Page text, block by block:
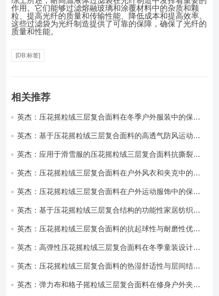
作用。它们能够过滤熔融玻璃和涂覆材料中的杂质和颗
粒、提高光纤的质量和传输性能、降低成本和提高效率。
这些过滤袋为光纤制造提供了可靠的保障，确保了光纤的
质量和性能。
[DB:标签]
相关推荐
英杰：压花摇粒绒三层复合面料在冬季户外服装中的保暖
英杰：基于压花摇粒绒三层复合面料的高透气防风运动服
英杰：应用于滑雪服的压花摇粒绒三层复合面料抗撕裂与
英杰：压花摇粒绒三层复合面料在户外风衣和夹克中的应
英杰：压花摇粒绒三层复合面料在户外运动服饰中的保暖
英杰：基于压花摇粒绒三层复合结构的功能性家居纺织品
英杰：压花摇粒绒三层复合面料的抗起球性与耐磨性优化
英杰：高弹性压花摇粒绒三层复合面料在冬季童装设计中
英杰：压花摇粒绒三层复合面料的热湿舒适性与层间结合
英杰：弹力布和格子摇粒绒三层复合面料在修身户外夹克